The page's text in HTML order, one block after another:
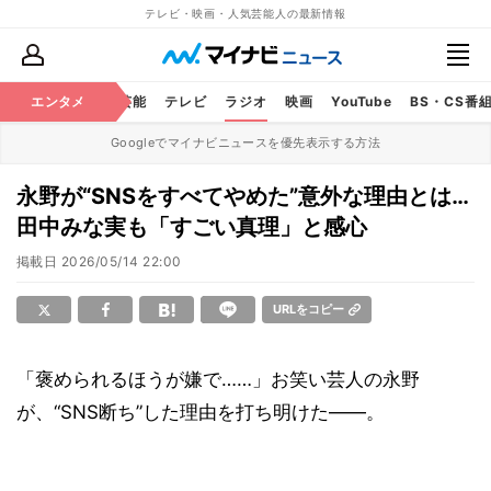
テレビ・映画・人気芸能人の最新情報
エンタメ 芸能 テレビ ラジオ 映画 YouTube BS・CS番
Googleでマイナビニュースを優先表示する方法
永野が“SNSをすべてやめた”意外な理由とは…
田中みな実も「すごい真理」と感心
掲載日 2026/05/14 22:00
URLをコピー
「褒められるほうが嫌で……」お笑い芸人の永野
が、“SNS断ち”した理由を打ち明けた――。